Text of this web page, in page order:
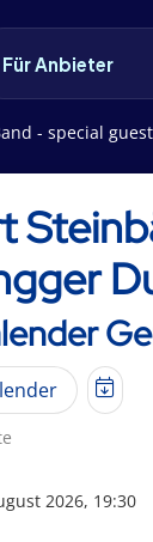
Für Anbieter
guest: Dominik
2026, 19:30